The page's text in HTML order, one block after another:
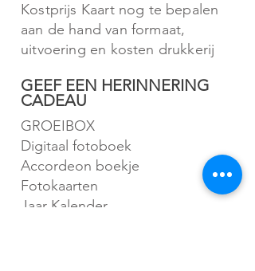
Kostprijs Kaart nog te bepalen
aan de hand van formaat,
uitvoering en kosten drukkerij
GEEF EEN HERINNERING
CADEAU
GROEIBOX
Digitaal fotoboek
Accordeon boekje
Fotokaarten
Jaar Kalender